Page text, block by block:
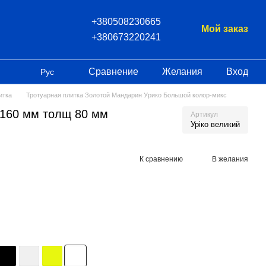
+380508230665
+380673220241
Мой заказ
Рус Сравнение Желания Вход
Тротуарная плитка Золотой Мандарин Урико Большой колор-микс
мм толщ 80 мм Артикул
Уріко великий
К сравнению В желания